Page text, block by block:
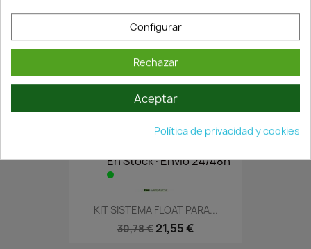
En Stock·Envío 24/48h
KIT SISTEMA FLOAT PARA...
30,78 € 21,55 €
NUEVO
Configurar
Rechazar
Aceptar
Política de privacidad y cookies